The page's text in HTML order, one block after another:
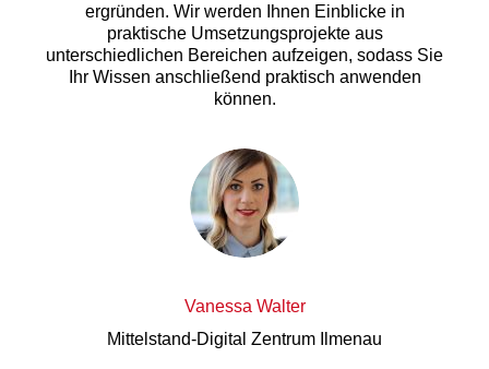
ergründen. Wir werden Ihnen Einblicke in
praktische Umsetzungsprojekte aus
unterschiedlichen Bereichen aufzeigen, sodass Sie
Ihr Wissen anschließend praktisch anwenden
können.
Vanessa Walter
Mittelstand-Digital Zentrum Ilmenau